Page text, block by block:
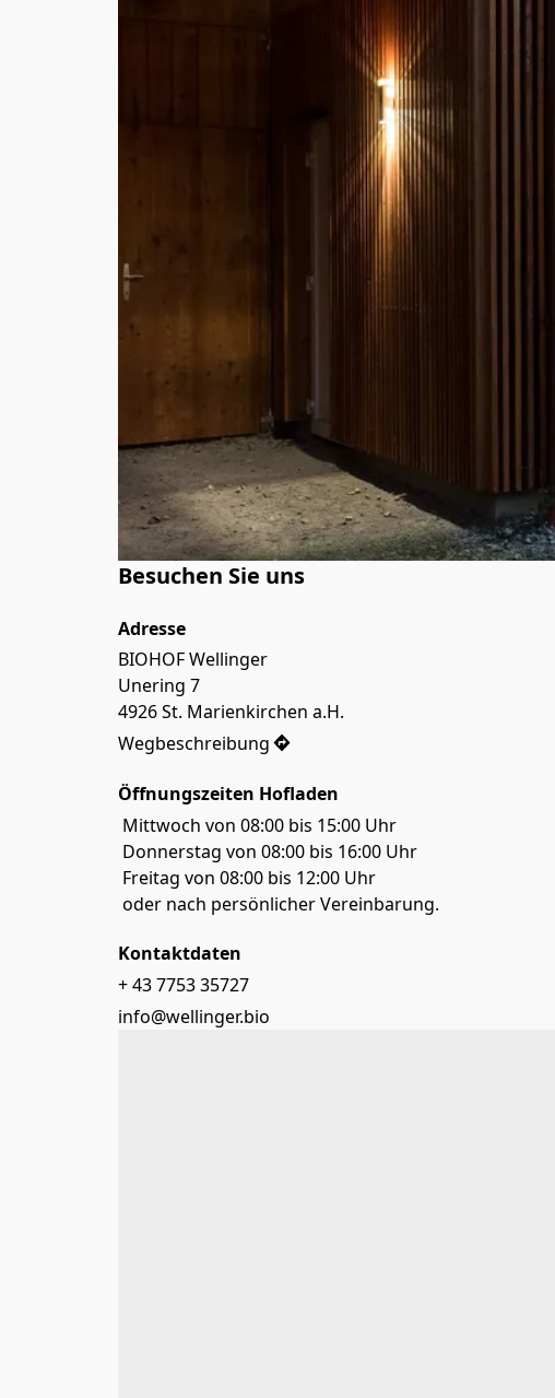
Besuchen Sie uns
Adresse
BIOHOF Wellinger
Unering 7
4926 St. Marienkirchen a.H.
Wegbeschreibung
Öffnungszeiten Hofladen
Mittwoch von 08:00 bis 15:00 Uhr
Donnerstag von 08:00 bis 16:00 Uhr
Freitag von 08:00 bis 12:00 Uhr
oder nach persönlicher Vereinbarung.
Kontaktdaten
+ 43 7753 35727
info@wellinger.bio